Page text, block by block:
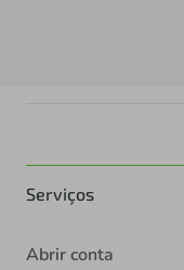
Serviços
Abrir conta